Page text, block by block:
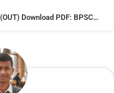
Download PDF: BPSC…